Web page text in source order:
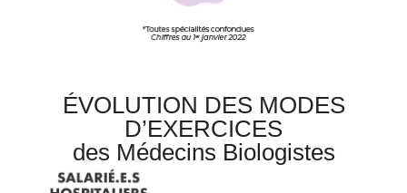
ÉVOLUTION DES MODES
D’EXERCICES
des Médecins Biologistes